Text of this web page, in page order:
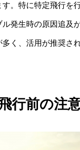
。特に特定飛行を
発生時の原因追及
く、活用が推奨され
行前の注